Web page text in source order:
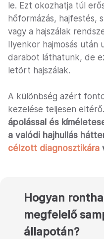
le. Ezt okozhatja túl
hőformázás, hajfestés,
vagy a hajszálak
Ilyenkor hajmosás
darabot láthatunk, de
letört hajszálak.
A különbség azért
kezelése teljesen eltérő.
ápolással és
a valódi hajhullás
célzott diagnosztikára
Hogyan
megfelelő
állapotán?